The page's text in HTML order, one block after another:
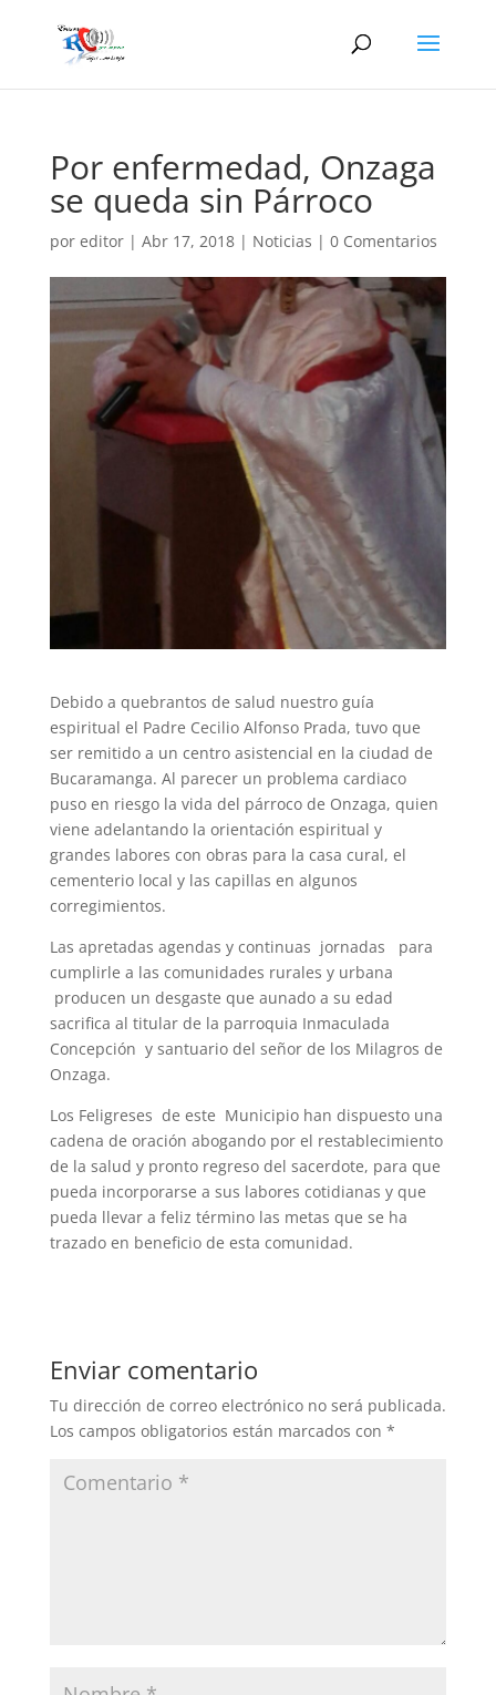
Por enfermedad, Onzaga
se queda sin Párroco
por editor| Abr 17, 2018| Noticias | 0 Comentarios
Debido a quebrantos de salud nuestro guía
espiritual el Padre Cecilio Alfonso Prada, tuvo que
ser remitido a un centro asistencial en la ciudad de
Bucaramanga. Al parecer un problema cardiaco
puso en riesgo la vida del párroco de Onzaga, quien
viene adelantando la orientación espiritual y
grandes labores con obras para la casa cural, el
cementerio local y las capillas en algunos
corregimientos.
Las apretadas agendas y continuas jornadas para
cumplirle a las comunidades rurales y urbana
producen un desgaste que aunado a su edad
sacrifica al titular de la parroquia Inmaculada
Concepción y santuario del señor de los Milagros de
Onzaga.
Los Feligreses de este Municipio han dispuesto una
cadena de oración abogando por el restablecimiento
de la salud y pronto regreso del sacerdote, para que
pueda incorporarse a sus labores cotidianas y que
pueda llevar a feliz término las metas que se ha
trazado en beneficio de esta comunidad.
Enviar comentario
Tu dirección de correo electrónico no será publicada.
Los campos obligatorios están marcados con *